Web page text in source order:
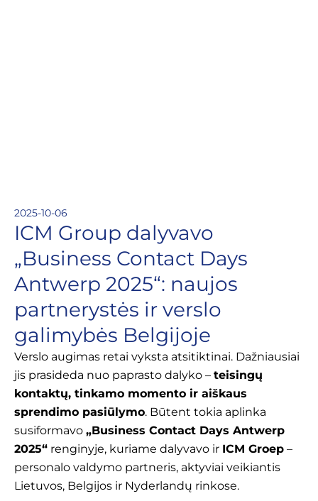
2025-10-06
ICM Group dalyvavo
„Business Contact Days
Antwerp 2025“: naujos
partnerystės ir verslo
galimybės Belgijoje
Verslo augimas retai vyksta atsitiktinai. Dažniausiai
jis prasideda nuo paprasto dalyko – teisingų
kontaktų, tinkamo momento ir aiškaus
sprendimo pasiūlymo. Būtent tokia aplinka
susiformavo „Business Contact Days Antwerp
2025“ renginyje, kuriame dalyvavo ir ICM Groep –
personalo valdymo partneris, aktyviai veikiantis
Lietuvos, Belgijos ir Nyderlandų rinkose.